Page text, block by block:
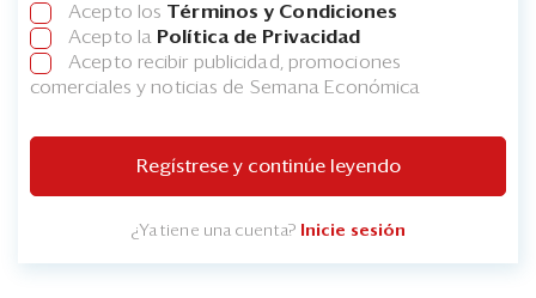
Acepto los Términos y Condiciones
Acepto la Política de Privacidad
Acepto recibir publicidad, promociones
comerciales y noticias de Semana Económica
Regístrese y continúe leyendo
¿Ya tiene una cuenta? Inicie sesión